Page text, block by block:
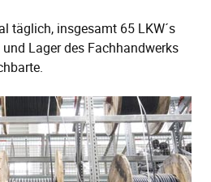
täglich, insgesamt 65 LKW´s
Lager des Fachhandwerks